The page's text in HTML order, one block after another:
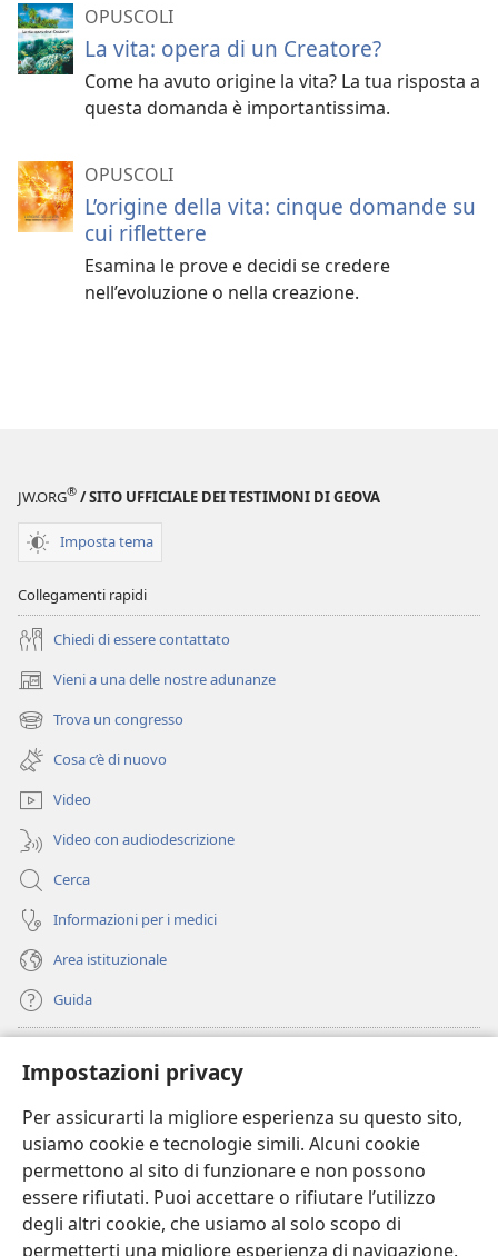
Impostazioni privacy
Per assicurarti la migliore esperienza su questo sito,
usiamo cookie e tecnologie simili. Alcuni cookie
permettono al sito di funzionare e non possono
essere rifiutati. Puoi accettare o rifiutare l’utilizzo
degli altri cookie, che usiamo al solo scopo di
permetterti una migliore esperienza di navigazione.
OPUSCOLI
La vita: opera di un Creatore?
Come ha avuto origine la vita? La tua risposta a
questa domanda è importantissima.
OPUSCOLI
L’origine della vita: cinque domande su
cui riflettere
Esamina le prove e decidi se credere
nell’evoluzione o nella creazione.
JW.ORG® / SITO UFFICIALE DEI TESTIMONI DI GEOVA
Imposta tema
Collegamenti rapidi
Chiedi di essere contattato
Vieni a una delle nostre adunanze
(apre
una
nuova
finestra)
Trova un congresso
(apre
una
nuova
finestra)
Cosa c’è di nuovo
Video
Video con audiodescrizione
Cerca
Informazioni per i medici
Area istituzionale
Guida
(apre
una
nuova
finestra)
BIBLIOTECA ONLINE Watchtower
(apre
una
nuova
finestra)
JW Hub
(apre
una
nuova
finestra)
JW Library